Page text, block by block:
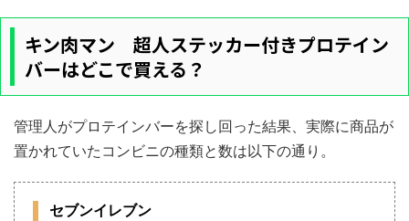
キン肉マン 超人ステッカー付きプロテイン
バーはどこで買える？
管理人がプロテインバーを探し回った結果、実際に商品が
置かれていたコンビニの種類と数は以下の通り。
セブンイレブン